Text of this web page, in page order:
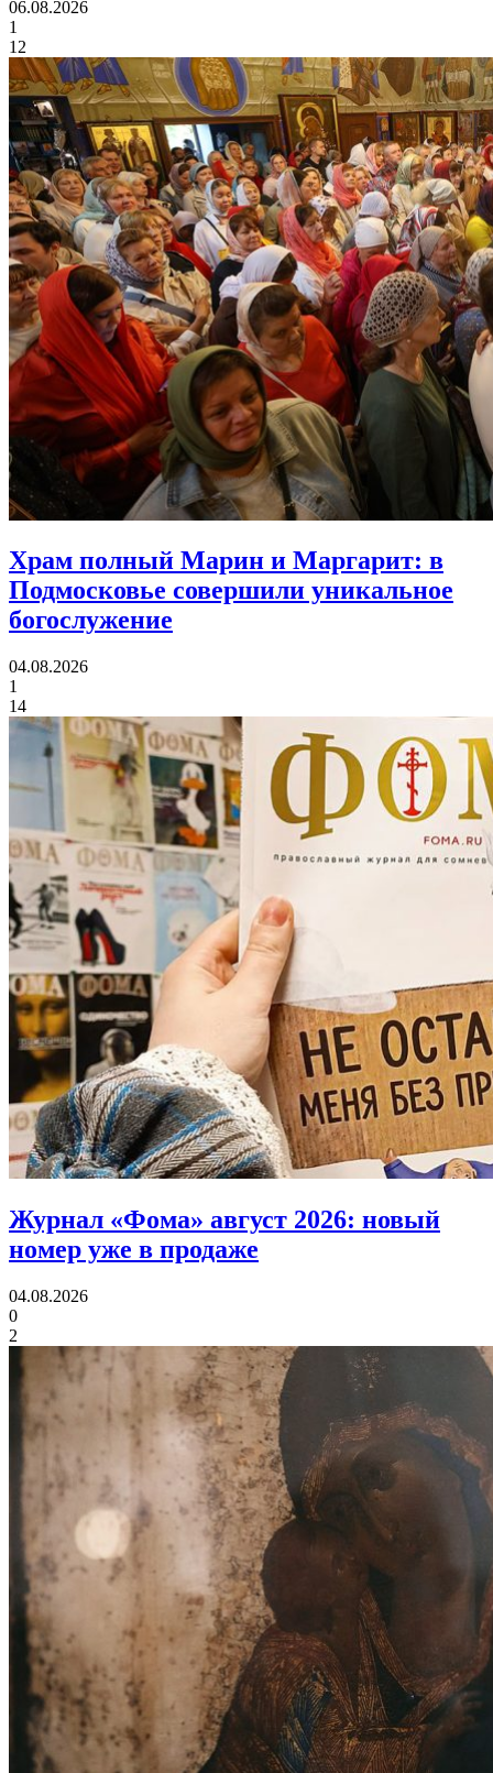
06.08.2026
1
12
Храм полный Марин и Маргарит: в
Подмосковье совершили уникальное
богослужение
04.08.2026
1
14
Журнал «Фома» август 2026: новый
номер уже в продаже
04.08.2026
0
2